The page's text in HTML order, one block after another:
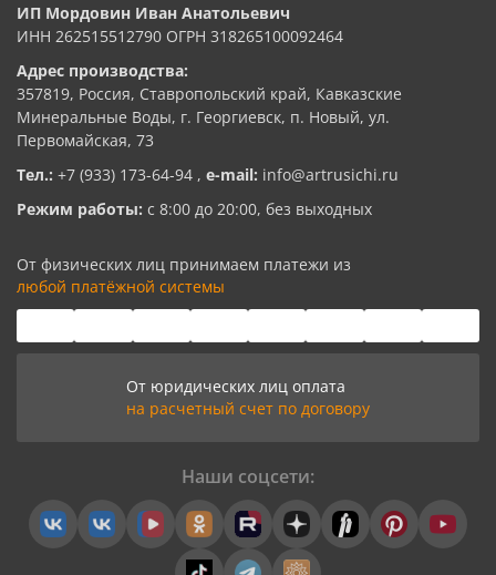
ИП Мордовин Иван Анатольевич
ИНН 262515512790 ОГРН 318265100092464
Адрес производства:
357819, Россия, Ставропольский край, Кавказские
Минеральные Воды, г. Георгиевск, п. Новый, ул.
Первомайская, 73
Тел.: +7 (933) 173-64-94 , e-mail: info@artrusichi.ru
Режим работы: с 8:00 до 20:00, без выходных
От физических лиц принимаем платежи из
любой платёжной системы
От юридических лиц оплата
на расчетный счет по договору
Наши соцсети: